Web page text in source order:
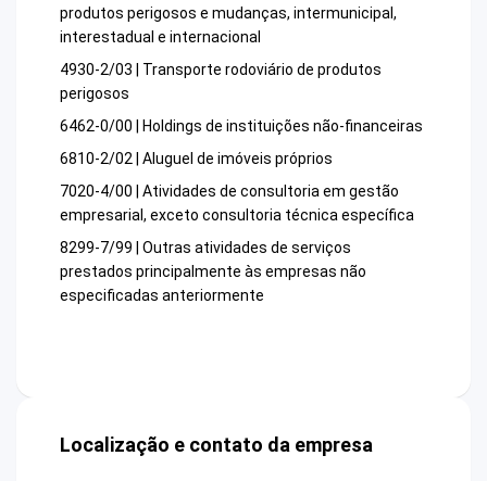
produtos perigosos e mudanças, intermunicipal,
interestadual e internacional
4930-2/03 | Transporte rodoviário de produtos
perigosos
6462-0/00 | Holdings de instituições não-financeiras
6810-2/02 | Aluguel de imóveis próprios
7020-4/00 | Atividades de consultoria em gestão
empresarial, exceto consultoria técnica específica
8299-7/99 | Outras atividades de serviços
prestados principalmente às empresas não
especificadas anteriormente
Localização e contato da empresa